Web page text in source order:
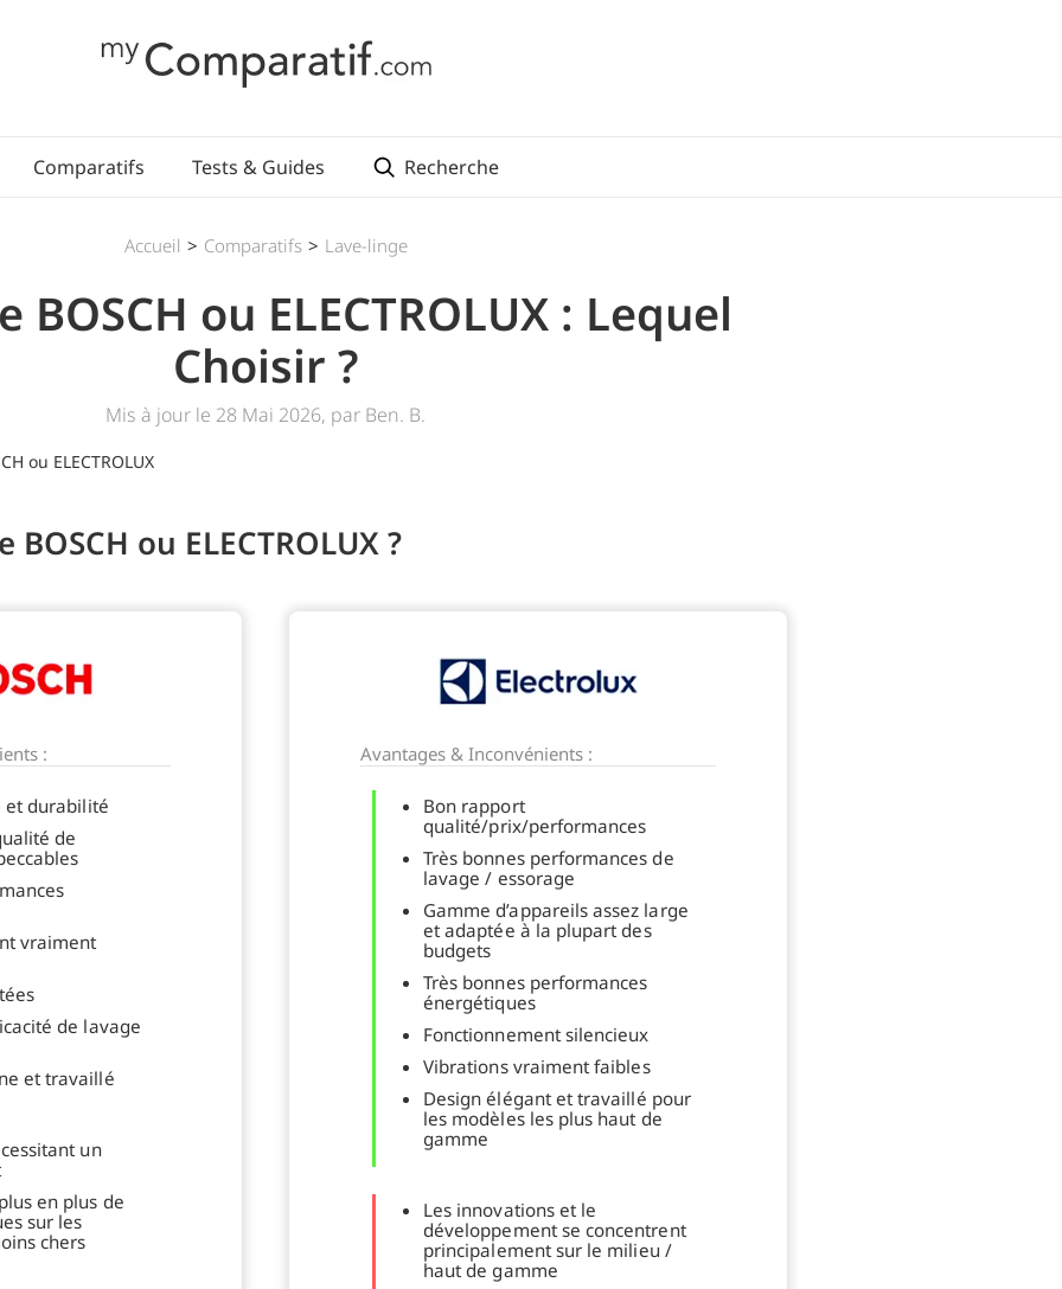
Comparatifs Tests & Guides Recherche
Accueil > Comparatifs > Lave-linge
BOSCH ou ELECTROLUX : Lequel
Choisir ?
Mis à jour le 28 Mai 2026, par Ben. B.
ou ELECTROLUX ?
:
et durabilité
de
vraiment
de lavage
et travaillé
un
en plus de
sur les
chers
Avantages & Inconvénients :
Bon rapport
qualité/prix/performances
Très bonnes performances de
lavage / essorage
Gamme d’appareils assez large
et adaptée à la plupart des
budgets
Très bonnes performances
énergétiques
Fonctionnement silencieux
Vibrations vraiment faibles
Design élégant et travaillé pour
les modèles les plus haut de
gamme
Les innovations et le
développement se concentrent
principalement sur le milieu /
haut de gamme